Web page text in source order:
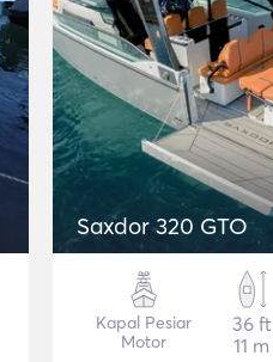
Saxdor 320 GTO
Kapal Pesiar
Motor
36 ft
11 m